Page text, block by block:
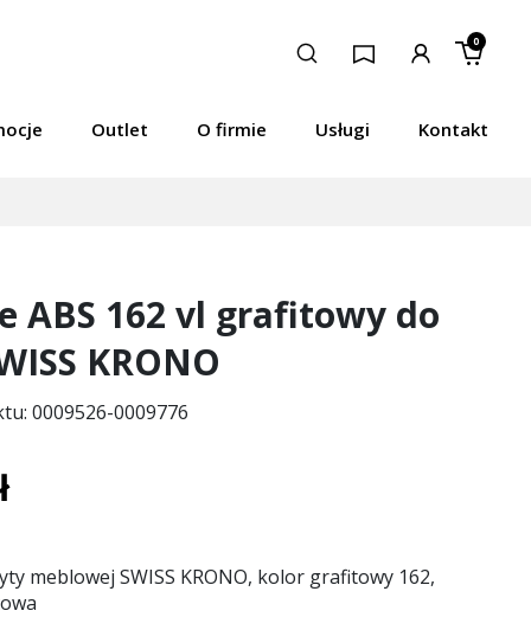
Outlet O firmie Usługi Kontakt
0
ABS 162 vl grafitowy do
KRONO
0009526-0009776
meblowej SWISS KRONO, kolor grafitowy 162,